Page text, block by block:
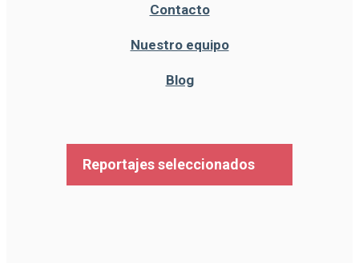
Contacto
Nuestro equipo
Blog
Reportajes seleccionados